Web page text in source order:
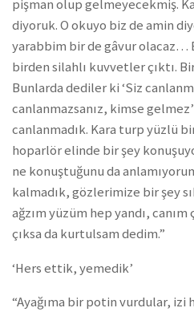
pişman olup gelmeyecekmiş.
diyoruk. O okuyo biz de amin
yarabbim bir de gâvur olacaz…
birden silahlı kuvvetler çıktı.
Bunlarda dediler ki ‘Siz
canlanmazsanız, kimse
canlanmadık. Kara turp yüzlü
hoparlör elinde bir şey
ne konuştuğunu da
kalmadık, gözlerimize bir şey
ağzım yüzüm hep yandı, canım
çıksa da kurtulsam dedim.”
‘Hers ettik, yemedik’
“Ayağıma bir potin vurdular, izi